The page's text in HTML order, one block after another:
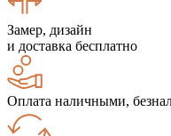
Замер, дизайн
и доставка бесплатно
Оплата наличными,